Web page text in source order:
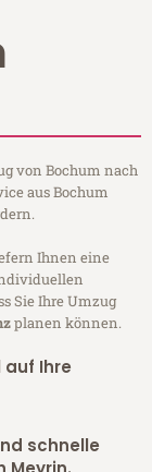
von Bochum nach
aus Bochum
Ihnen eine
Sie Ihre Umzug
planen können.
auf Ihre
schnelle